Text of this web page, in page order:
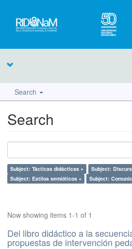
Search
Search
Subject: Tácticas didácticas ×
Subject:
Subject: Estilos semióticos ×
Subject:
Now showing items 1-1 of 1
Del libro didáctico a la
propuestas de intervención